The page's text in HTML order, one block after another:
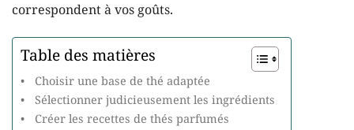
correspondent à vos goûts.
Table des matières
Choisir une base de thé adaptée
Sélectionner judicieusement les ingrédients
Créer les recettes de thés parfumés